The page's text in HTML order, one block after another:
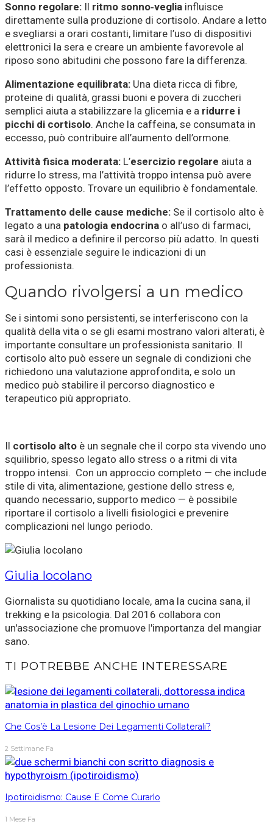
Sonno regolare: Il ritmo sonno‑veglia influisce
direttamente sulla produzione di cortisolo. Andare a letto
e svegliarsi a orari costanti, limitare l’uso di dispositivi
elettronici la sera e creare un ambiente favorevole al
riposo sono abitudini che possono fare la differenza.
Alimentazione equilibrata: Una dieta ricca di fibre,
proteine di qualità, grassi buoni e povera di zuccheri
semplici aiuta a stabilizzare la glicemia e a ridurre i
picchi di cortisolo. Anche la caffeina, se consumata in
eccesso, può contribuire all’aumento dell’ormone.
Attività fisica moderata: L’esercizio regolare aiuta a
ridurre lo stress, ma l’attività troppo intensa può avere
l’effetto opposto. Trovare un equilibrio è fondamentale.
Trattamento delle cause mediche: Se il cortisolo alto è
legato a una patologia endocrina o all’uso di farmaci,
sarà il medico a definire il percorso più adatto. In questi
casi è essenziale seguire le indicazioni di un
professionista.
Quando rivolgersi a un medico
Se i sintomi sono persistenti, se interferiscono con la
qualità della vita o se gli esami mostrano valori alterati, è
importante consultare un professionista sanitario. Il
cortisolo alto può essere un segnale di condizioni che
richiedono una valutazione approfondita, e solo un
medico può stabilire il percorso diagnostico e
terapeutico più appropriato.
Il cortisolo alto è un segnale che il corpo sta vivendo uno
squilibrio, spesso legato allo stress o a ritmi di vita
troppo intensi. Con un approccio completo — che include
stile di vita, alimentazione, gestione dello stress e,
quando necessario, supporto medico — è possibile
riportare il cortisolo a livelli fisiologici e prevenire
complicazioni nel lungo periodo.
Giulia Iocolano
Giornalista su quotidiano locale, ama la cucina sana, il
trekking e la psicologia. Dal 2016 collabora con
un'associazione che promuove l'importanza del mangiar
sano.
TI POTREBBE ANCHE INTERESSARE
Che Cos’è La Lesione Dei Legamenti Collaterali?
2 Settimane Fa
Ipotiroidismo: Cause E Come Curarlo
1 Mese Fa